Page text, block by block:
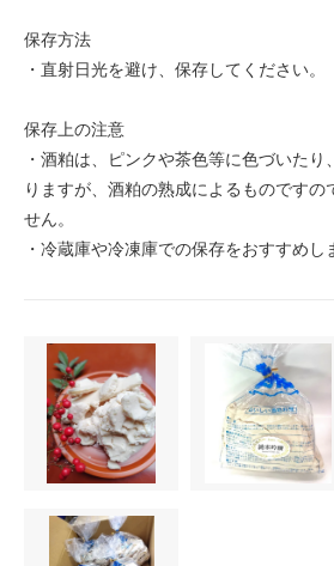
保存方法
・直射日光を避け、保存してください。
保存上の注意
・酒粕は、ピンクや茶色等に色づいた
りますが、酒粕の熟成によるものですの
せん。
・冷蔵庫や冷凍庫での保存をおすすめし